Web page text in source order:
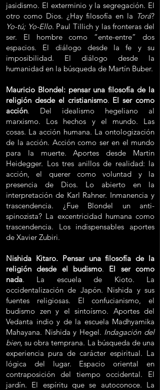
jasidismo. El exterminio y la segregación. El
otro como Dios. ¿Hay filosofía en la Torá?
Yo-tú; Yo-Ello. Paul Tillich y las fronteras del
ser. El hombre como “ente-entre” dos
espacios. El diálogo desde la fe y su
imposibilidad. El diálogo desde la
humanidad en la búsqueda de Martín Buber.
Mauricio Blondel: pensar una filosofía de la
religión desde el cristianismo. El ser como
acción. Del idealismo hegeliano al
marxismo. Los hechos y el mundo. Las
cosas. La acción humana. La ontologización
de la acción. Acción como ser en el mundo
para la muerte. Aportes desde Martin
Heidegger. Los tres anillos de realidad: la
acción, el querer como voluntad y la
presencia de Dios. Lo abierto en la
interpretación de Karl Rahner. Inmanencia y
trascendencia. ¿Fue Blondel un anti-
spinozista? La excentricidad humana como
trascendencia. Los indispensables aportes
de Xavier Zubiri.
Nishida Kitaro. Pensar una filosofía de la
religión desde el budismo. El ser como
nada. La escuela de Kioto. La
occidentalización de Japón. Nishida y sus
fuentes religiosas. El confucianismo, el
budismo zen y el sintoísmo. Aportes del
Vedanta indio y de la escuela Madhyamika
Mahayana. Nishida y Hegel. Indagación del
bien,su obra temprana. La búsqueda de una
experiencia pura de carácter espiritual. La
lógica del lugar. Espacio oriental en
contraposición del tiempo occidental. El
jardín. El espíritu que se autoconoce. La